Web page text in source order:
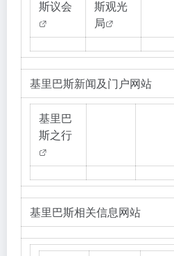
斯议会
斯观光
局
基里巴斯新闻及门户网站
基里巴
斯之行
基里巴斯相关信息网站